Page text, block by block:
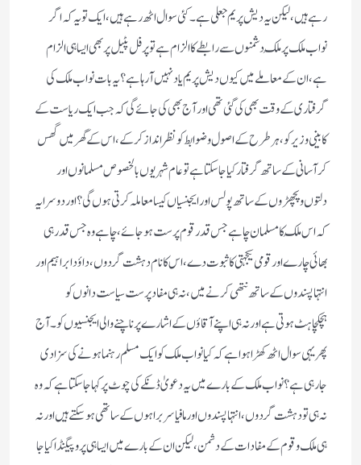
رہے ہیں ، لیکن یہ دیش پریم جعلی ہے ۔ کئی سوال اٹھ رہے ہیں ، ایک تو یہ کہ اگر
نواب ملک پر مُلک دشمنوں سے رابطے کا الزام ہے تو پرفل پٹیل پر بھی ایسا ہی الزام
ہے ،ان کے معاملے میں کیوں دیش پریم یاد نہیں آ رہا ہے ؟ یہ بات نواب ملک کی
گرفتاری کے وقت بھی کی گئی تھی اور آج بھی کی جائے گی کہ جب ایک ریاست کے
کابینی وزیر کو ، ہرطرح کے اصول وضوابط کو نظرانداز کرکے ، اس کے گھر میں گھس
کر آسانی کے ساتھ گرفتار کیا جاسکتا ہے تو عام شہریوں بالخصوص مسلمانوں اور
دلتوں و پچھڑوں کے ساتھ پولس اور ایجنسیاں کیسا معاملہ کرتی ہوں گی ؟ اور دوسرا یہ
کہ اس مُلک کا مسلمان چاہے جس قدر قوم پرست ہو جائے ، چاہے وہ جس قدر ہی
بھائی چارے اور قومی یکجہتی کا ثبو ت دے ، اس کا نام دہشت گردوں ، داؤد ابراہیم اور
انتہا پسندوں کے ساتھ نتھی کرنے میں ، نہ ہی مفاد پرست سیاست دانوں کو
ہچکچاہٹ ہوتی ہے اور نہ ہی اپنے آقاؤں کے اشارے پر ناچنے والی ایجنسیوں کو ۔ آج
پھر یہی سوال اٹھ کھڑا ہوا ہے کہ کیا نواب ملک کو ایک مسلم رہنما ہونے کی سزا دی
جا رہی ہے ؟ نواب ملک کے بارے میں یہ دعویٰ ڈنکے کی چوٹ پر کہا جاسکتا ہے کہ وہ
نہ ہی تو دہشت گردوں ، انتہا پسندوں اور مافیا سربراہوں کے ساتھی ہوسکتے ہیں اور نہ
ہی ملک وقوم کے مفادات کے دشمن ، لیکن ان کے بارے میں ایسا ہی پروپیگنڈا کیا جا